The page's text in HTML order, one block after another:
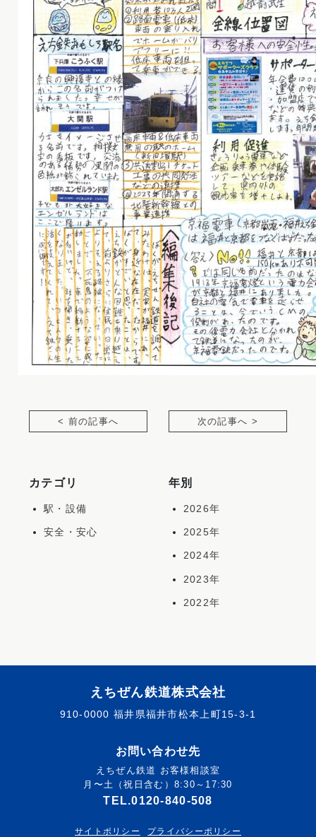
< 前の記事へ 次の記事へ >
カテゴリ
駅・設備
安全・安心
年別
2026年
2025年
2024年
2023年
2022年
えちぜん鉄道株式会社
910-0000 福井県福井市松本上町15-3-1
お問い合わせ先
えちぜん鉄道 お客様相談室
月〜土（祝日含む）8:30～17:30
TEL.0120-840-508
サイトポリシー プライバシーポリシー